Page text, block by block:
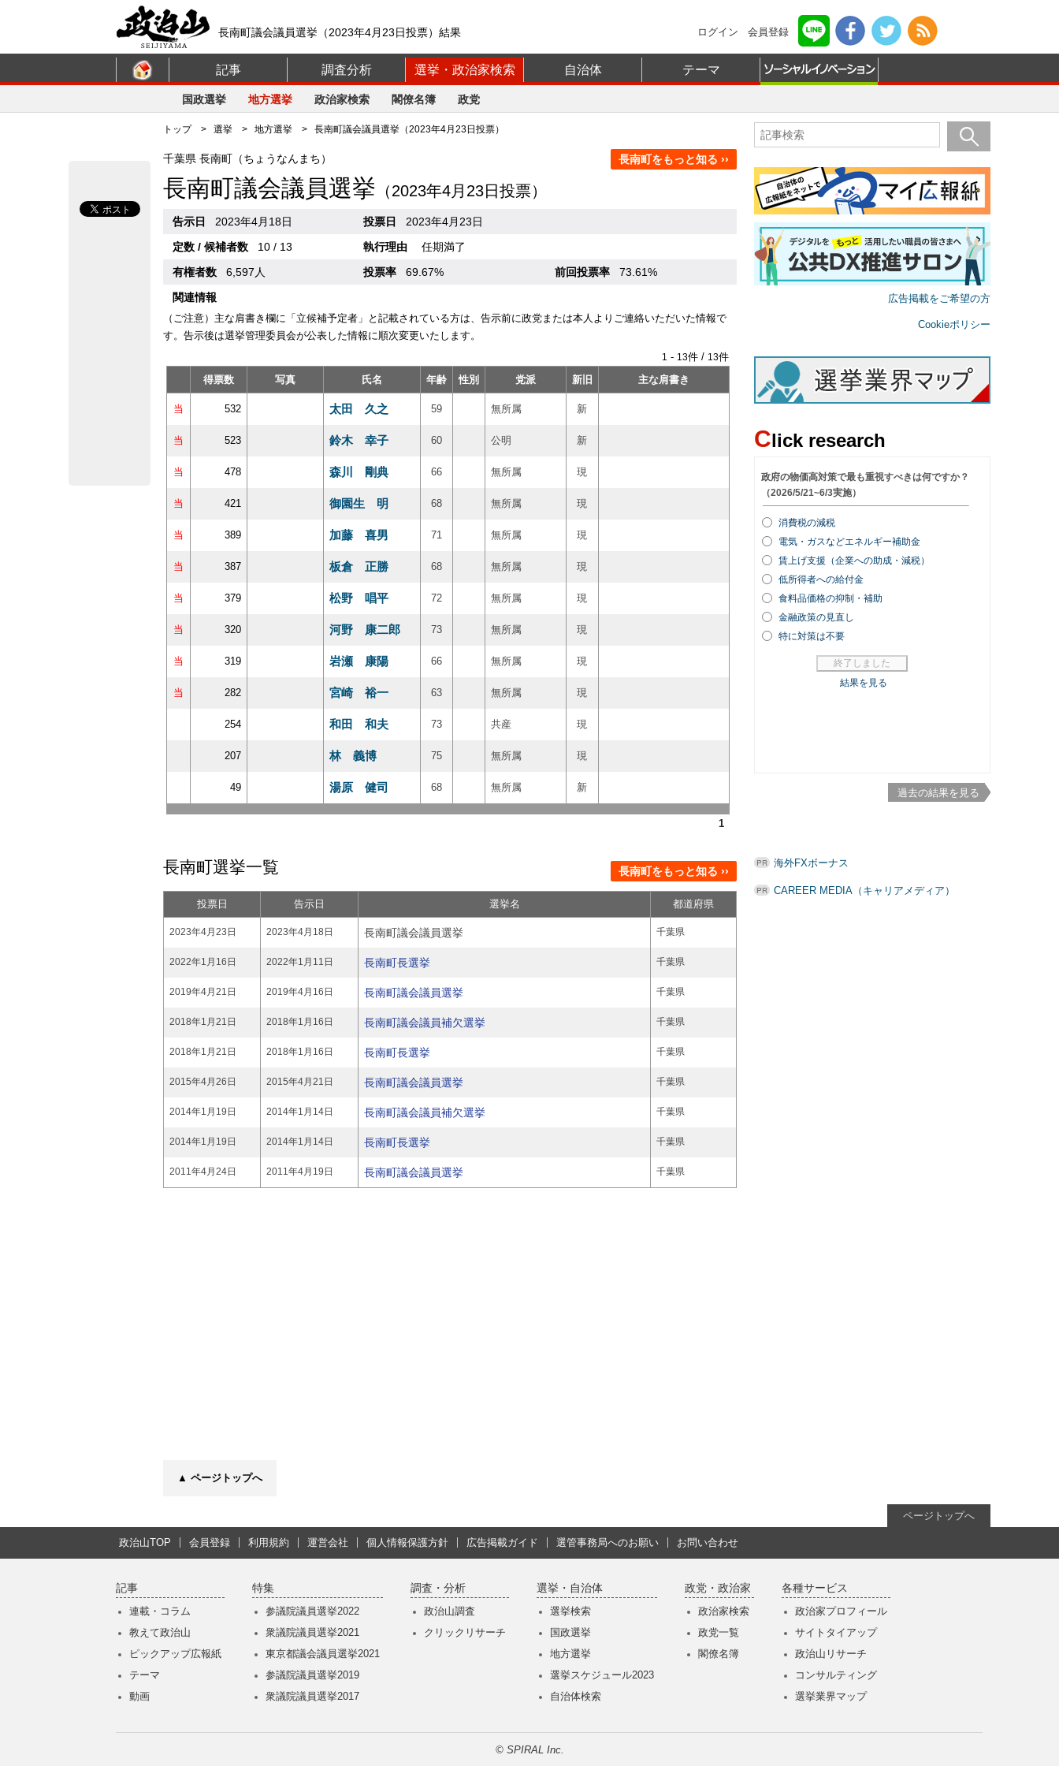
長南町議会議員選挙（2023年4月23日投票）結果 ログイン 会員登録
記事 調査分析 選挙・政治家検索 自治体 テーマ
国政選挙 地方選挙 政治家検索 閣僚名簿 政党
トップ> 選挙 > 地方選挙 > 長南町議会議員選挙（2023年4月23日投票）
長南町をもっと知る ››
千葉県 長南町（ちょうなんまち）
長南町議会議員選挙 （2023年4月23日投票）
告示日 2023年4月18日 投票日
2023年4月23日
定数 / 候補者数
10 / 13 執行理由
任期満了
有権者数
6,597人 投票率 69.67% 前回投票率
73.61%
関連情報
（ご注意）主な肩書き欄に「立候補予定者」と記載されている方は、告示前に政党または本人よりご連絡いただいた情報で
す。告示後は選挙管理委員会が公表した情報に順次変更いたします。
1 - 13件 / 13件
得票数
写真 氏名 年齢 性別 党派 新旧 主な肩書き
当 532 太田 久之 59 無所属 新
当 523 鈴木 幸子 60 公明 新
当 478 森川 剛典 66 無所属 現
当 421 御園生 明 68 無所属 現
当 389 加藤 喜男 71 無所属 現
当 387 板倉 正勝 68 無所属 現
当 379 松野 唱平 72 無所属 現
当 320 河野 康二郎 73 無所属 現
当 319 岩瀬 康陽 66 無所属 現
当 282 宮崎 裕一 63 無所属 現
254 和田 和夫 73 共産 現
207 林 義博 75 無所属 現
49 湯原 健司 68 無所属 新
1
長南町選挙一覧 長南町をもっと知る ››
投票日 告示日 選挙名 都道府県
2023年4月23日 2023年4月18日 長南町議会議員選挙 千葉県
2022年1月16日 2022年1月11日 長南町長選挙 千葉県
2019年4月21日 2019年4月16日 長南町議会議員選挙 千葉県
2018年1月21日 2018年1月16日 長南町議会議員補欠選挙 千葉県
2018年1月21日 2018年1月16日 長南町長選挙 千葉県
2015年4月26日 2015年4月21日 長南町議会議員選挙 千葉県
2014年1月19日 2014年1月14日 長南町議会議員補欠選挙 千葉県
2014年1月19日 2014年1月14日 長南町長選挙 千葉県
2011年4月24日 2011年4月19日 長南町議会議員選挙 千葉県
▲ ページトップへ
広告掲載をご希望の方
Cookieポリシー
Click research
過去の結果を見る
海外FXボーナス
CAREER MEDIA（キャリアメディア）
ページトップへ
政治山TOP 会員登録 利用規約 運営会社 個人情報保護方針 広告掲載ガイド 選管事務局へのお願い お問い合わせ
記事
連載・コラム
教えて政治山
ピックアップ広報紙
テーマ
動画
特集
参議院議員選挙2022
衆議院議員選挙2021
東京都議会議員選挙2021
参議院議員選挙2019
衆議院議員選挙2017
調査・分析
政治山調査
クリックリサーチ
選挙・自治体
選挙検索
国政選挙
地方選挙
選挙スケジュール2023
自治体検索
政党・政治家
政治家検索
政党一覧
閣僚名簿
各種サービス
政治家プロフィール
サイトタイアップ
政治山リサーチ
コンサルティング
選挙業界マップ
© SPIRAL Inc.